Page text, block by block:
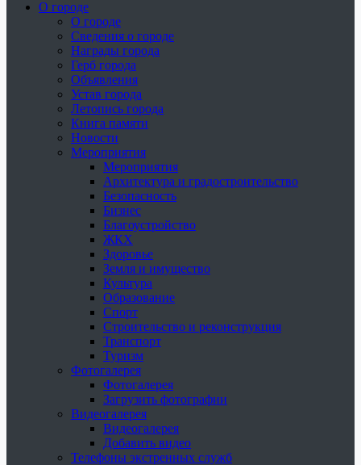
О городе
О городе
Сведения о городе
Награды города
Герб города
Объявления
Устав города
Летопись города
Книга памяти
Новости
Мероприятия
Мероприятия
Архитектура и градостроительство
Безопасность
Бизнес
Благоустройство
ЖКХ
Здоровье
Земля и имущество
Культура
Образование
Спорт
Строительство и реконструкция
Транспорт
Туризм
Фотогалерея
Фотогалерея
Загрузить фотографии
Видеогалерея
Видеогалерея
Добавить видео
Телефоны экстренных служб